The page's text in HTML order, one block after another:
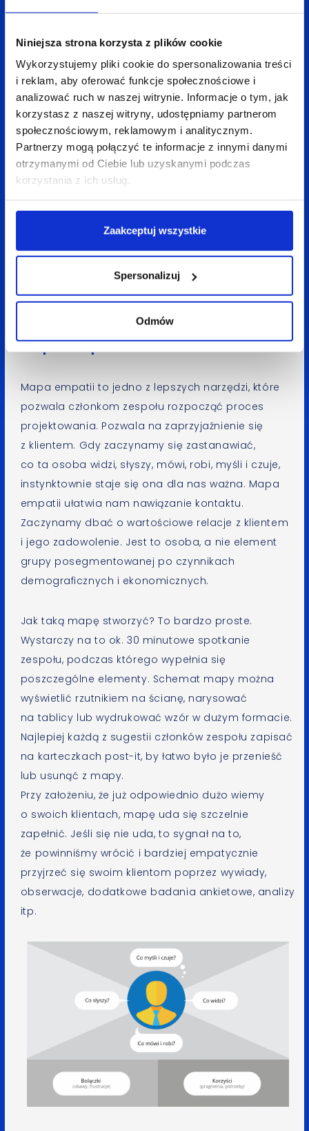
Niniejsza strona korzysta z plików cookie
Wykorzystujemy pliki cookie do spersonalizowania treści
i reklam, aby oferować funkcje społecznościowe i
analizować ruch w naszej witrynie. Informacje o tym, jak
korzystasz z naszej witryny, udostępniamy partnerom
społecznościowym, reklamowym i analitycznym.
Partnerzy mogą połączyć te informacje z innymi danymi
otrzymanymi od Ciebie lub uzyskanymi podczas
korzystania z ich usług.
Zaakceptuj wszystkie
Spersonalizuj
Odmów
rozwiązywanie problemów. Jest to pierwszy
Na tym etapie trzeba zebrać jak najwięcej
spostrzeżeń, informacji i wniosków. Następnie
wszystko to zapisać, by stanowiło bazę dla
kolejnych etapów: syntezy, generowania pomysłów,
prototypowania i testowania. Postawienie
użytkownika w centrum uwagi pozwala
na zaprojektowanie dokładnie takich rozwiązań,
jakich on potrzebuje, co daje nowe szanse rynkowe.
Mapa empatii
Mapa empatii to jedno z lepszych narzędzi, które
pozwala członkom zespołu rozpocząć proces
projektowania. Pozwala na zaprzyjaźnienie się
z klientem. Gdy zaczynamy się zastanawiać,
co ta osoba widzi, słyszy, mówi, robi, myśli i czuje,
instynktownie staje się ona dla nas ważna. Mapa
empatii ułatwia nam nawiązanie kontaktu.
Zaczynamy dbać o wartościowe relacje z klientem
i jego zadowolenie. Jest to osoba, a nie element
grupy posegmentowanej po czynnikach
demograficznych i ekonomicznych.
Jak taką mapę stworzyć? To bardzo proste.
Wystarczy na to ok. 30 minutowe spotkanie
zespołu, podczas którego wypełnia się
poszczególne elementy. Schemat mapy można
wyświetlić rzutnikiem na ścianę, narysować
na tablicy lub wydrukować wzór w dużym formacie.
Najlepiej każdą z sugestii członków zespołu zapisać
na karteczkach post-it, by łatwo było je przenieść
lub usunąć z mapy.
Przy założeniu, że już odpowiednio dużo wiemy
o swoich klientach, mapę uda się szczelnie
zapełnić. Jeśli się nie uda, to sygnał na to,
że powinniśmy wrócić i bardziej empatycznie
przyjrzeć się swoim klientom poprzez wywiady,
obserwacje, dodatkowe badania ankietowe, analizy
itp.